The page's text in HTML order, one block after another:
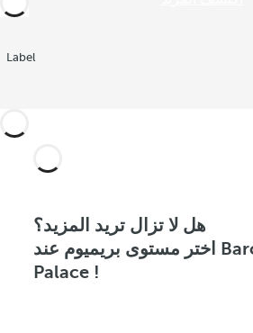
Label
هل لا تزال تريد المزيد؟
اختر مستوى بريميوم عند Barceló Maya
Palace !